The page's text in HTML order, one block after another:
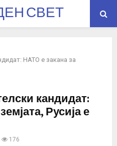
СВЕТ
НАТО е закана за
кандидат:
Русија е
176